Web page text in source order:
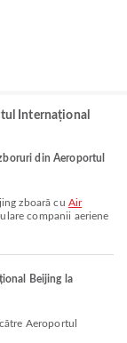
Internațional
din Aeroportul
zboară cu Air
companii aeriene
Beijing la